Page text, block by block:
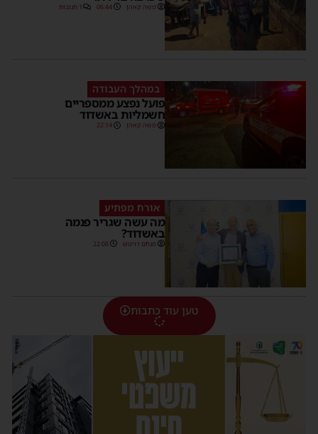
משה קאהן 06:44 1 תגובות
במהלך העבודה
פועל נפצע ממספריים
חשמליות באשדוד
משה קאהן 22:14
אורח מפתיע
מה עשה שגריר פנמה
באשדוד?
מנחם דויטש 22:08
טען עוד כתבות